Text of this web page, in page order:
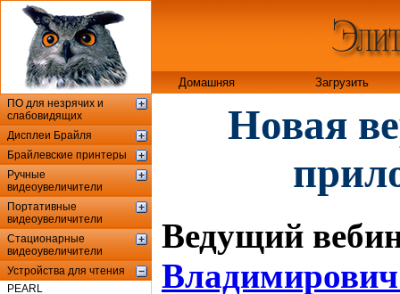
Домашняя Загрузить
ПО для незрячих и
слабовидящих
Дисплеи Брайля
Брайлевские принтеры
Ручные
видеоувеличители
Портативные
видеоувеличители
Стационарные
видеоувеличители
Устройства для чтения
PEARL
Новая
Ведущий